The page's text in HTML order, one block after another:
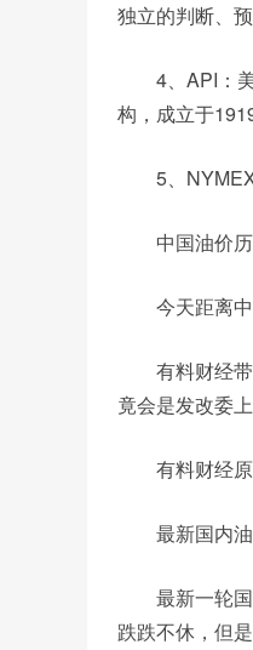
独立的判断、预
4、API：
构，成立于1919
5、
中国油价
今天距离
有料财经
竟会是发改委
有料财经
最新国内
最新一轮
跌跌不休，但